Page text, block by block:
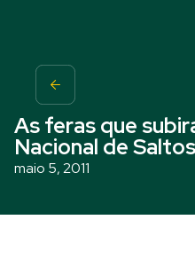
As feras que
Nacional de
maio 5, 2011